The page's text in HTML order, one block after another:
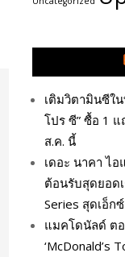
เติมวิตามินซีใ
โปร ซี” ซื้อ 1 แ
ส.ค. นี้
เดอะ นาคา ไอ
ต้อนรับสุดยอด
Series สุดเอ็ก
แมคโดนัลด์ ต
‘McDonald’s